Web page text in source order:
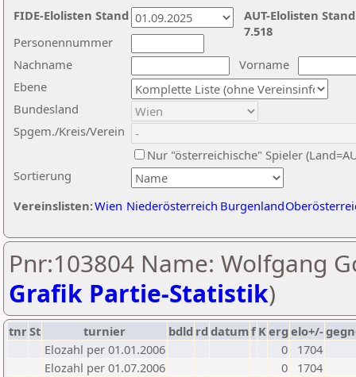
Nachname
Vorname
Ebene
Sortierung
Personennummer
Bundesland
Spgem./Kreis/Verein
Nur "österreichische" Spieler
Vereinslisten:Wien Niederösterreich Burgenland
AUT-Elolisten
7.518
FIDE-Elolisten Stand
Pnr:103804 Name: Wolfgang
Grafik Partie-Statistik)
tnrSt turnier bdld rd datumf Kerg elo+/-
Elozahl per 01.01.2006
0
1704
Elozahl per 01.07.2006
0
1704